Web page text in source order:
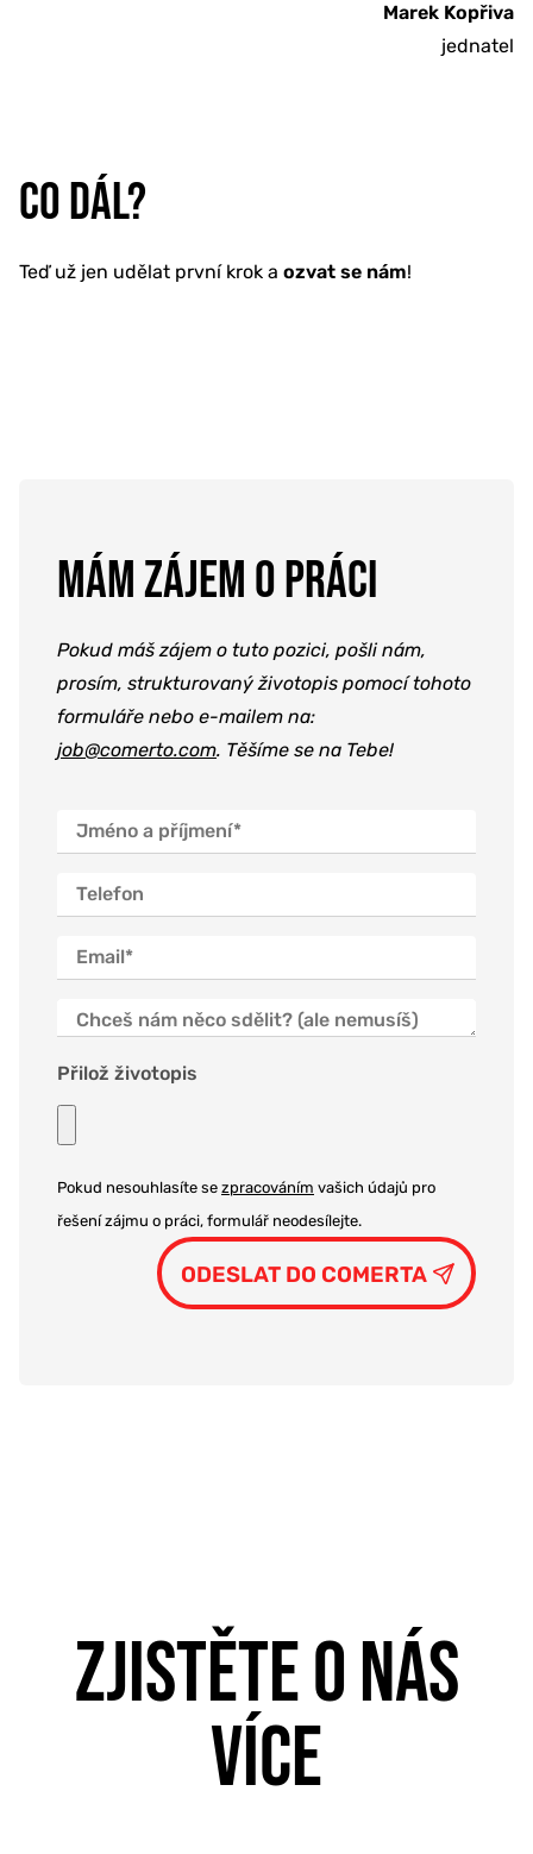
Marek Kopřiva
jednatel
CO DÁL?
Teď už jen udělat první krok a ozvat se nám!
MÁM ZÁJEM O PRÁCI
Pokud máš zájem o tuto pozici, pošli nám,
prosím, strukturovaný životopis pomocí tohoto
formuláře nebo e-mailem na:
job@comerto.com. Těšíme se na Tebe!
Přilož životopis
Pokud nesouhlasíte se zpracováním vašich údajů pro
řešení zájmu o práci, formulář neodesílejte.
ZJISTĚTE O NÁS
VÍCE